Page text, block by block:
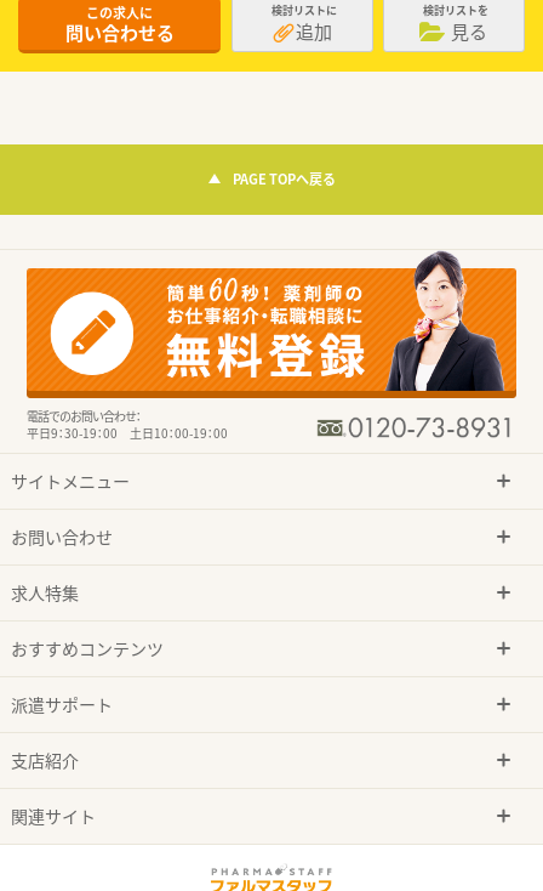
この求人に
問い合わせる
検討リストに
追加
検討リストを
見る
PAGE TOPへ戻る
電話でのお問い合わせ：
平日9：30-19：00 土日10：00-19：00
サイトメニュー
お問い合わせ
求人特集
おすすめコンテンツ
派遣サポート
支店紹介
関連サイト